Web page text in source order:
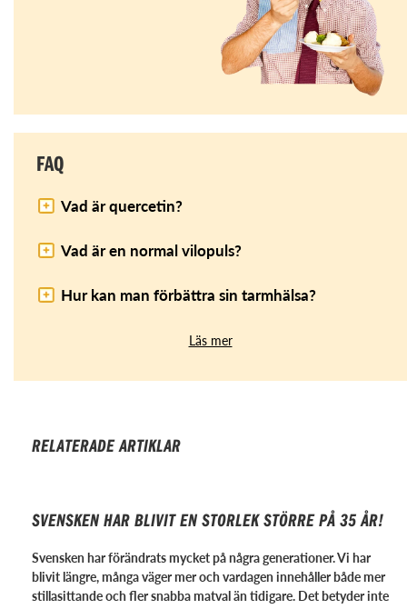
FAQ
Vad är quercetin?
Vad är en normal vilopuls?
Hur kan man förbättra sin tarmhälsa?
Läs mer
RELATERADE ARTIKLAR
SVENSKEN HAR BLIVIT EN STORLEK STÖRRE PÅ 35 ÅR!
Svensken har förändrats mycket på några generationer. Vi har
blivit längre, många väger mer och vardagen innehåller både mer
stillasittande och fler snabba matval än tidigare. Det betyder inte